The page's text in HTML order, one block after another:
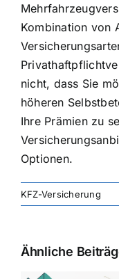
Kombination von
nicht, dass Sie
höheren
Ihre Prämien zu
Optionen.
KFZ-Versicherung
Ähnliche